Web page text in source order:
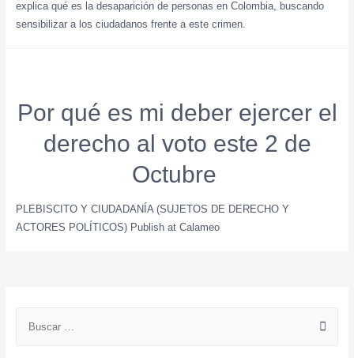
explica qué es la desaparición de personas en Colombia, buscando
sensibilizar a los ciudadanos frente a este crimen.
Por qué es mi deber ejercer el
derecho al voto este 2 de
Octubre ​
PLEBISCITO Y CIUDADANÍA (SUJETOS DE DERECHO Y
ACTORES POLÍTICOS) Publish at Calameo